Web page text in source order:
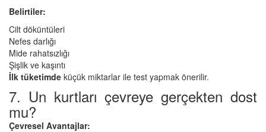
Belirtiler:
Cilt döküntüleri
Nefes darlığı
Mide rahatsızlığı
Şişlik ve kaşıntı
İlk tüketimde küçük miktarlar ile test yapmak önerilir.
7. Un kurtları çevreye gerçekten dost
mu?
Çevresel Avantajlar: